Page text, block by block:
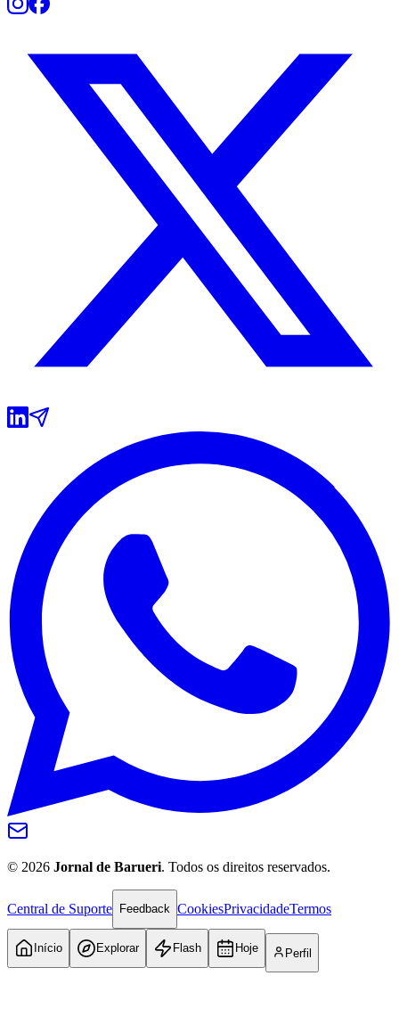
Grêmio
© 2026 Jornal de Barueri. Todos os direitos reservados.
Central de Suporte Feedback CookiesPrivacidadeTermos
Início Explorar Flash Hoje Perfil